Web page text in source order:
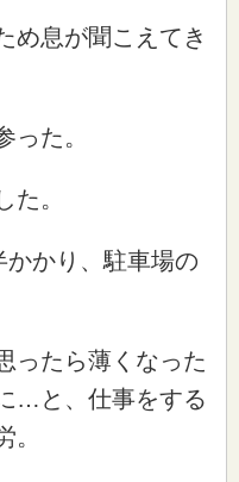
め息が聞こえてき
った。
た。
かり、駐車場の
ったら薄くなった
…と、仕事をする